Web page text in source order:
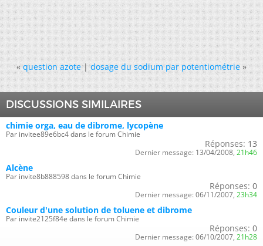
« question azote|dosage du sodium par potentiométrie »
DISCUSSIONS SIMILAIRES
chimie orga, eau de dibrome, lycopène
Par invitee89e6bc4 dans le forum Chimie
Réponses: 13
Dernier message: 13/04/2008, 21h46
Alcène
Par invite8b888598 dans le forum Chimie
Réponses: 0
Dernier message: 06/11/2007, 23h34
Couleur d'une solution de toluene et dibrome
Par invite2125f84e dans le forum Chimie
Réponses: 0
Dernier message: 06/10/2007, 21h28